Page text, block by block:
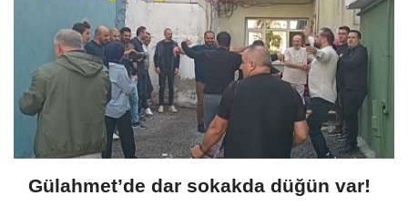
Gülahmet’de dar sokakda düğün var!